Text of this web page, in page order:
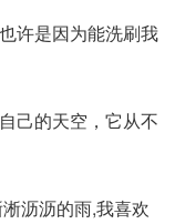
许是因为能洗刷我
己的天空，它从不
沥沥的雨,我喜欢